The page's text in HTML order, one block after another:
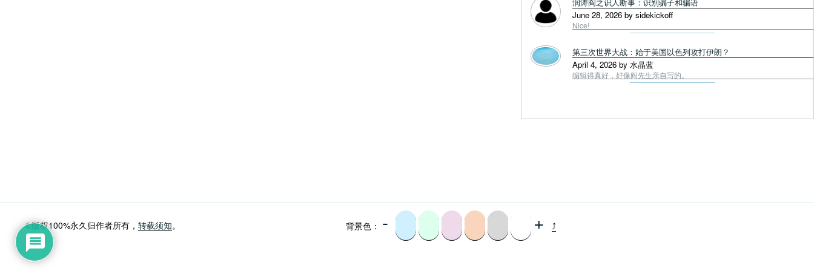
June 28, 2026 by sidekickoff
Nice!
第三次世界大战：始于美国以色列攻打伊朗？
April 4, 2026 by 水晶蓝
编辑得真好，好像阎先生亲自写的。
©版权100%永久归作者所有， 转载须知。 背景色： - + ⤴